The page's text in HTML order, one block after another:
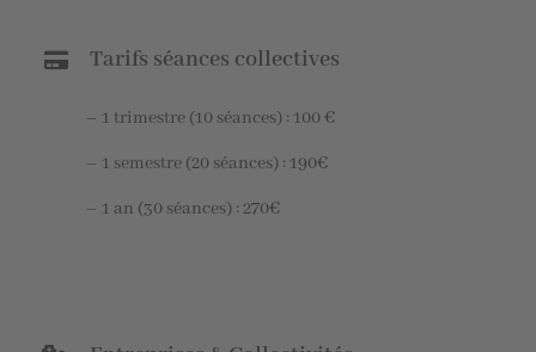
Tarifs séances collectives
– 1 trimestre (10 séances) : 100 €
– 1 semestre (20 séances) : 190€
– 1 an (30 séances) : 270€